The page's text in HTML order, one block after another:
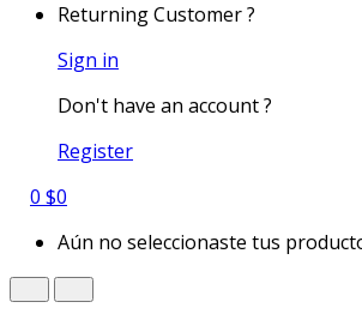
Returning Customer ?
Sign in
Don't have an account ?
Register
0 $0
Aún no seleccionaste tus